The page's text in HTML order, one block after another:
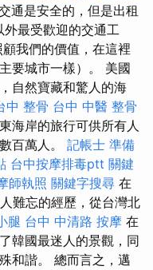
通是安全的，但是出租
最受歡迎的交通工
我們的價值，在這裡
要城市一樣）。 美國
自然寶藏和驚人的海
中 整骨 台中 中醫 整骨
海岸的旅行可供所有人
百萬人。 記帳士 準備
台中按摩排毒ptt 關鍵
師執照 關鍵字搜尋 在
難忘的經歷，從台灣北
腿 台中 中清路 按摩 在
韓國最迷人的景觀，同
和諧。 總而言之，邁